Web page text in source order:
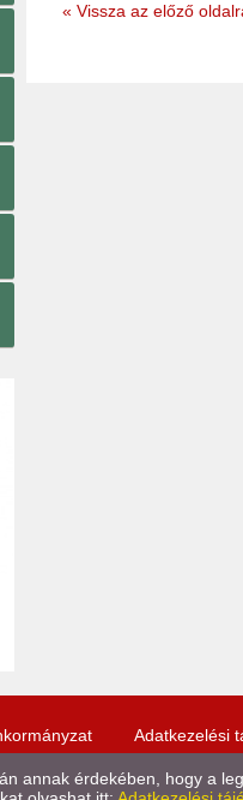
« Vissza az előző
Adatkezelési
annak érdekében, hogy a